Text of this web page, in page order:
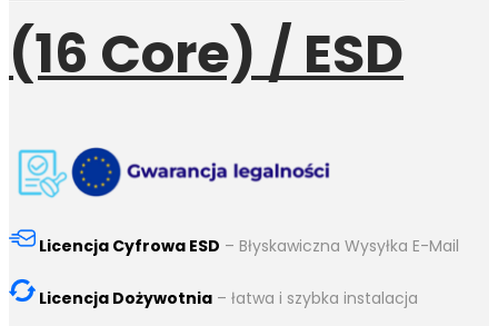
(16 Core) / ESD
Licencja Cyfrowa ESD – Błyskawiczna Wysyłka E-Mail
Licencja Dożywotnia – łatwa i szybka instalacja